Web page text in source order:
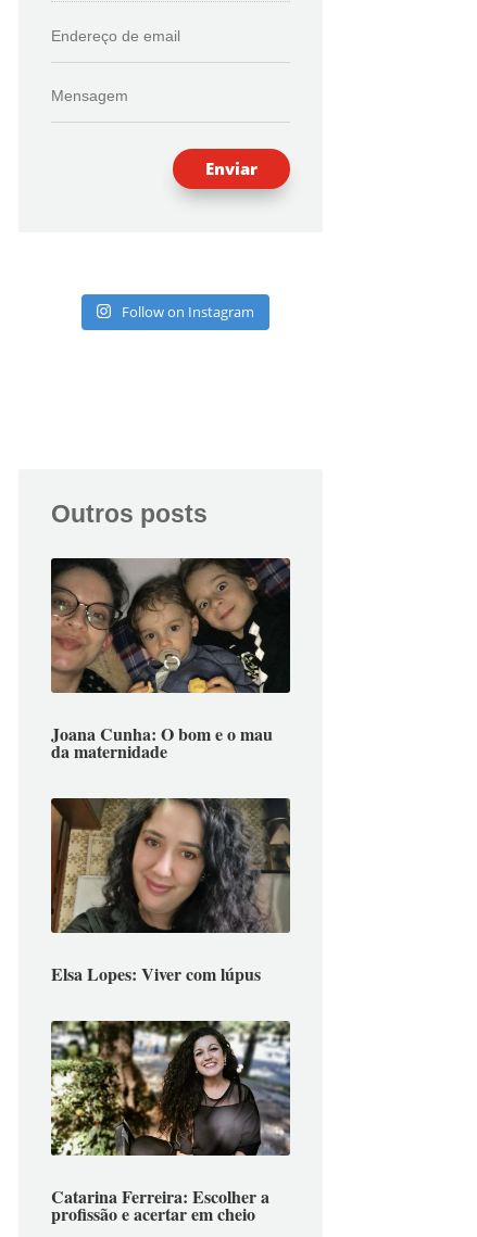
Enviar
Follow on Instagram
Outros posts
Joana Cunha: O bom e o mau
da maternidade
Elsa Lopes: Viver com lúpus
Catarina Ferreira: Escolher a
profissão e acertar em cheio